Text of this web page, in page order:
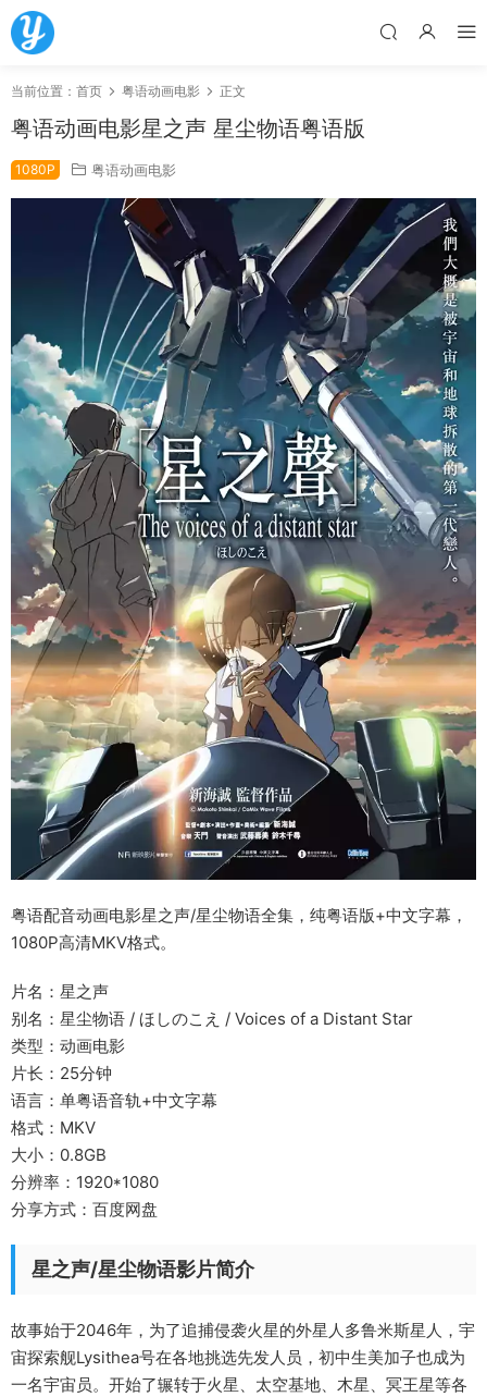
当前位置： 首页 粤语动画电影 正文
粤语动画电影星之声 星尘物语粤语版
1080P 粤语动画电影
粤语配音动画电影星之声/星尘物语全集，纯粤语版+中文字幕，
1080P高清MKV格式。
片名：星之声
别名：星尘物语 / ほしのこえ / Voices of a Distant Star
类型：动画电影
片长：25分钟
语言：单粤语音轨+中文字幕
格式：MKV
大小：0.8GB
分辨率：1920*1080
分享方式：百度网盘
星之声/星尘物语影片简介
故事始于2046年，为了追捕侵袭火星的外星人多鲁米斯星人，宇
宙探索舰Lysithea号在各地挑选先发人员，初中生美加子也成为
一名宇宙员。开始了辗转于火星、太空基地、木星、冥王星等各